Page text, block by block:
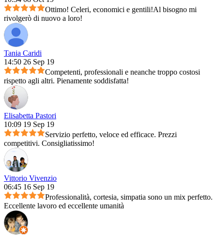
Ottimo! Celeri, economici e gentili!Al bisogno mi
rivolgerò di nuovo a loro!
Tania Caridi
14:50 26 Sep 19
Competenti, professionali e neanche troppo costosi
rispetto agli altri. Pienamente soddisfatta!
Elisabetta Pastori
10:09 19 Sep 19
Servizio perfetto, veloce ed efficace. Prezzi
competitivi. Consigliatissimo!
Vittorio Vivenzio
06:45 16 Sep 19
Professionalità, cortesia, simpatia sono un mix perfetto.
Eccellente lavoro ed eccellente umanità